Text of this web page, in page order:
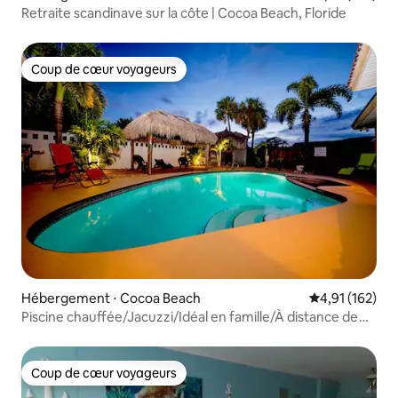
Retraite scandinave sur la côte | Cocoa Beach, Floride
Coup de cœur voyageurs
Coup de cœur voyageurs
Hébergement ⋅ Cocoa Beach Évaluation
4,91 (162)
Piscine chauffée/Jacuzzi/Idéal en famille/À distance de
Coup de cœur voyageurs
Coup de cœur voyageurs